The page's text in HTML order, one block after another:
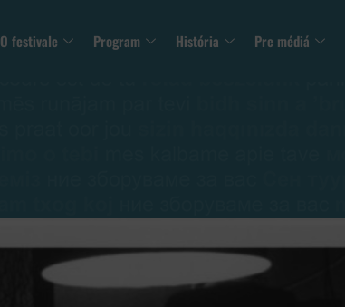
O festivale Program História Pre médiá